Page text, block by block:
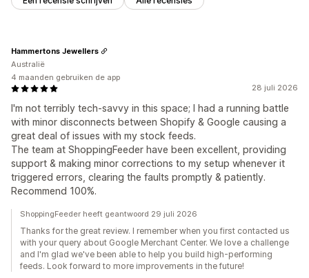
28 juli 2026
I'm not terribly tech-savvy in this space; I had a running battle
with minor disconnects between Shopify & Google causing a
great deal of issues with my stock feeds.
The team at ShoppingFeeder have been excellent, providing
support & making minor corrections to my setup whenever it
triggered errors, clearing the faults promptly & patiently.
Recommend 100%.
Hammertons Jewellers
Australië
4 maanden gebruiken de app
ShoppingFeeder heeft geantwoord 29 juli 2026
Thanks for the great review. I remember when you first contacted us
with your query about Google Merchant Center. We love a challenge
and I'm glad we've been able to help you build high-performing
feeds. Look forward to more improvements in the future!